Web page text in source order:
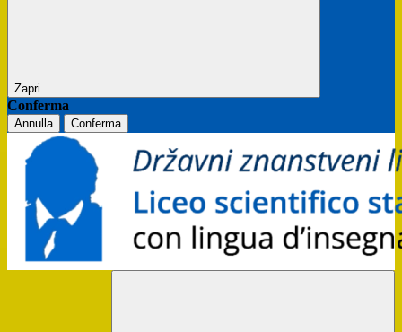
Zapri
Conferma
Annulla Conferma